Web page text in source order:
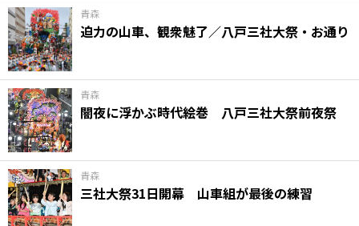
青森
迫力の山車、観衆魅了／八戸三社大祭・お通り
青森
闇夜に浮かぶ時代絵巻 八戸三社大祭前夜祭
青森
三社大祭31日開幕 山車組が最後の練習